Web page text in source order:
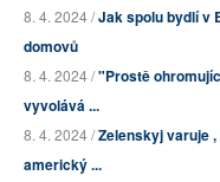
8. 4. 2024 /Jak spolu bydlí v
domovů
8. 4. 2024 /"Prostě
vyvolává ...
8. 4. 2024 /Zelenskyj varuje
americký ...